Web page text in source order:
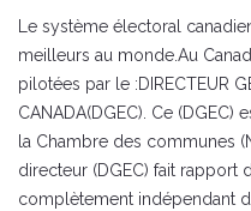
Le système électoral
meilleurs au monde.Au
pilotées par le :DIRECTEUR
CANADA(DGEC). Ce
la Chambre des communes
directeur (DGEC) fait rapport
complètement indépendant